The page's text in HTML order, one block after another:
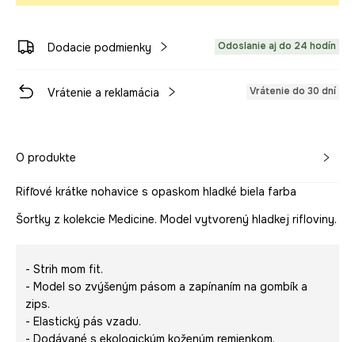
Dodacie podmienky Odoslanie aj do 24 hodín
Vrátenie a reklamácia Vrátenie do 30 dní
O produkte
Rifľové krátke nohavice s opaskom hladké biela farba
Šortky z kolekcie Medicine. Model vytvorený hladkej rifloviny.
- Strih mom fit.
- Model so zvýšeným pásom a zapínaním na gombík a
zips.
- Elastický pás vzadu.
- Dodávané s ekologickým koženým remienkom.